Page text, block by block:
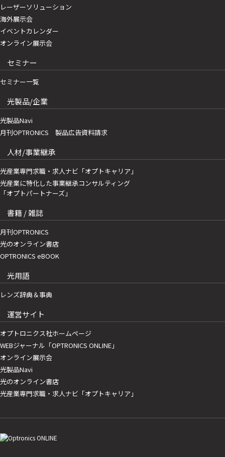
レーザーソリューション
海外展示会
イベントカレンダー
オンライン展示会
セミナー
セミナー一覧
光製品/企業
光製品Navi
月刊OPTRONICS 製品広告資料請求
人材/事業継承
光産業専門求職・求人ナビ「オプトキャリア」
光産業に特化した事業継承コンサルティング
「オプトパートナーズ」
書籍 / 雑誌
月刊OPTRONICS
光のオンライン書店
OPTRONICS eBOOK
光用語
レンズ辞典＆事典
運営サイト
オプトロニクス社ホームページ
WEBジャーナル「OPTRONICS ONLINE」
オンライン展示会
光製品Navi
光のオンライン書店
光産業専門求職・求人ナビ「オプトキャリア」